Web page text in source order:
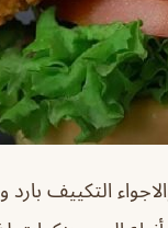
التكييف